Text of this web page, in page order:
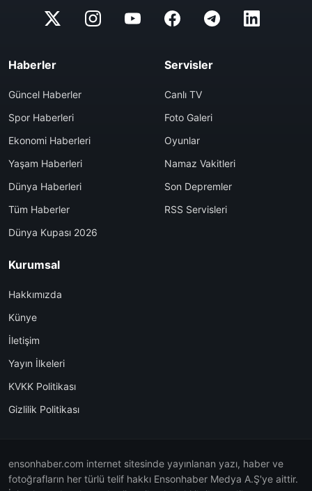
Haberler
Güncel Haberler
Spor Haberleri
Ekonomi Haberleri
Yaşam Haberleri
Dünya Haberleri
Tüm Haberler
Dünya Kupası 2026
Servisler
Canlı TV
Foto Galeri
Oyunlar
Namaz Vakitleri
Son Depremler
RSS Servisleri
Kurumsal
Hakkımızda
Künye
İletişim
Yayın İlkeleri
KVKK Politikası
Gizlilik Politikası
ensonhaber.com internet sitesinde yayınlanan yazı, haber ve
fotoğrafların her türlü telif hakkı Ensonhaber Medya A.Ş'ye aittir.